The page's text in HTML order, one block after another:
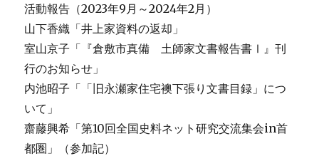
活動報告（2023年9月～2024年2月）
山下香織「井上家資料の返却」
室山京子「『倉敷市真備 土師家文書報告書Ⅰ』刊
行のお知らせ」
内池昭子「「旧永瀬家住宅襖下張り文書目録」につ
いて」
齋藤興希「第10回全国史料ネット研究交流集会in首
都圏」（参加記）